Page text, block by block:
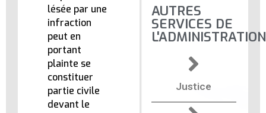
lésée par une
infraction
peut en
portant
plainte se
constituer
partie civile
devant le
AUTRES
SERVICES DE
L'ADMINISTRATION
Justice